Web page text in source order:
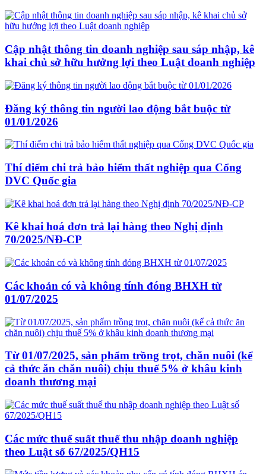
Cập nhật thông tin doanh nghiệp sau sáp nhập, kê
khai chủ sở hữu hưởng lợi theo Luật doanh nghiệp
Đăng ký thông tin người lao động bắt buộc từ
01/01/2026
Thí điểm chi trả bảo hiểm thất nghiệp qua Cổng
DVC Quốc gia
Kê khai hoá đơn trả lại hàng theo Nghị định
70/2025/NĐ-CP
Các khoản có và không tính đóng BHXH từ
01/07/2025
Từ 01/07/2025, sản phẩm trồng trọt, chăn nuôi (kể
cả thức ăn chăn nuôi) chịu thuế 5% ở khâu kinh
doanh thương mại
Các mức thuế suất thuế thu nhập doanh nghiệp
theo Luật số 67/2025/QH15